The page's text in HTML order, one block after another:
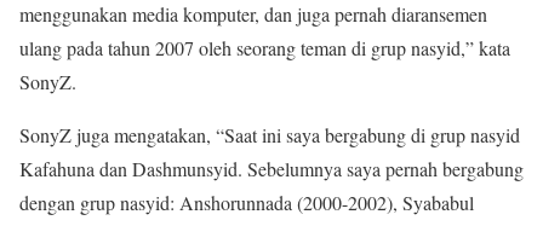
menggunakan media komputer, dan juga pernah diaransemen
ulang pada tahun 2007 oleh seorang teman di grup nasyid,” kata
SonyZ.
SonyZ juga mengatakan, “Saat ini saya bergabung di grup nasyid
Kafahuna dan Dashmunsyid. Sebelumnya saya pernah bergabung
dengan grup nasyid: Anshorunnada (2000-2002), Syababul